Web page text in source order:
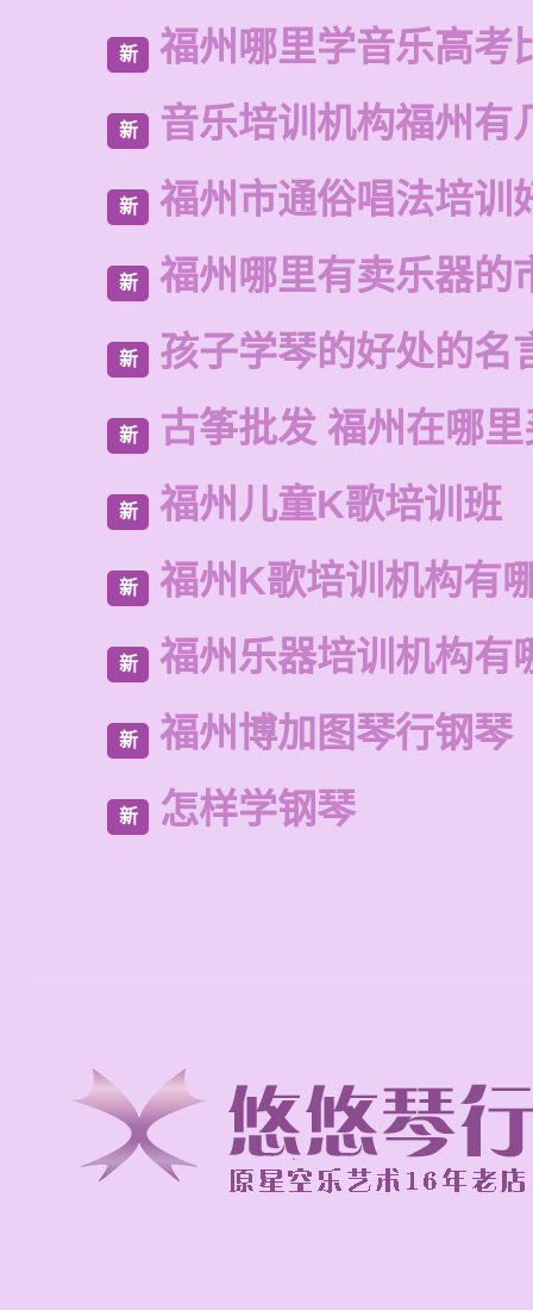
新 福州哪里学音乐高考
新 音乐培训机构福州有
新 福州市通俗唱法培训
新 福州哪里有卖乐器的
新 孩子学琴的好处的名
新 古筝批发 福州在哪
新 福州儿童K歌培训班
新 福州K歌培训机构有
新 福州乐器培训机构有
新 福州博加图琴行钢琴
新 怎样学钢琴